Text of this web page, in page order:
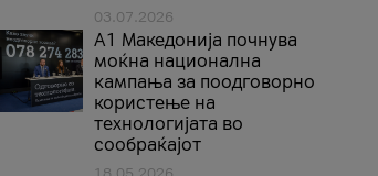
03.07.2026
A1 Македонија почнува
моќна национална
кампања за поодговорно
користење на
технологијата во
сообраќајот